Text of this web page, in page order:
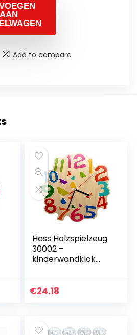
AAN
Add to compare
Hess Holzspielzeug
30002 –
kinderwandklok
€24.18